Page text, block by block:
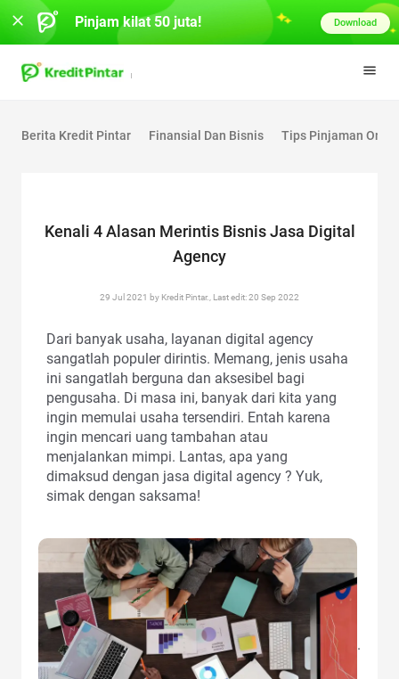
Berita Kredit Pintar Finansial Dan Bisnis Tips Pinjaman
Kenali 4 Alasan Merintis Bisnis Jasa Digital
Agency
29 Jul 2021 by Kredit Pintar., Last edit: 20 Sep 2022
Dari banyak usaha, layanan digital agency
sangatlah populer dirintis. Memang, jenis usaha
ini sangatlah berguna dan aksesibel bagi
pengusaha. Di masa ini, banyak dari kita yang
ingin memulai usaha tersendiri. Entah karena
ingin mencari uang tambahan atau
menjalankan mimpi. Lantas, apa yang
dimaksud dengan jasa digital agency ? Yuk,
simak dengan saksama!
.
Pinjam kilat 50 juta! Download